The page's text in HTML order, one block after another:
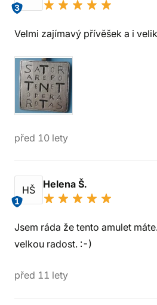
3
Velmi zajímavý přívěšek a i
před 10 lety
HŠ
1
Helena Š.
Jsem ráda že tento amulet
velkou radost. :-)
před 11 lety